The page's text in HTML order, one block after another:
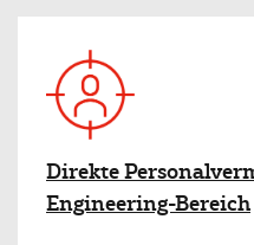
Direkte
Engineering-Bereich